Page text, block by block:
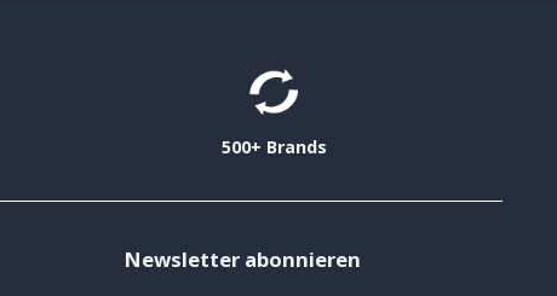
500+ Brands
Newsletter abonnieren